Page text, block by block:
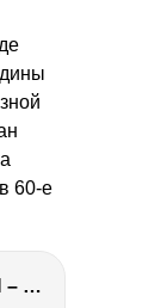
60-е
КАБАРДИНО-БАЛКАРИЯ – ПУТЕШЕСТВИЕ НА КАВКАЗ часть 3